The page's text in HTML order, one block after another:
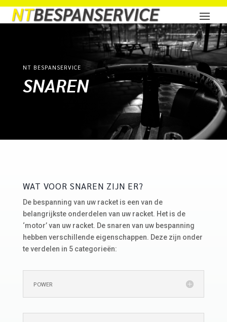
NT BESPANSERVICE
SNAREN
WAT VOOR SNAREN ZIJN ER?
De bespanning van uw racket is een van de
belangrijkste onderdelen van uw racket. Het is de
‘motor’ van uw racket. De snaren van uw bespanning
hebben verschillende eigenschappen. Deze zijn onder
te verdelen in 5 categorieën:
POWER